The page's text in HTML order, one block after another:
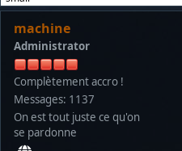
machine
Administrator
Complètement accro !
Messages: 1137
On est tout juste ce qu'on
se pardonne